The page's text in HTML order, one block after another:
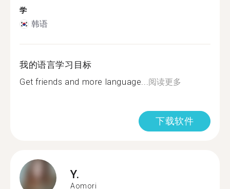
学
韩语
我的语言学习目标
Get friends and more language...阅读更多
下载软件
Y.
Aomori